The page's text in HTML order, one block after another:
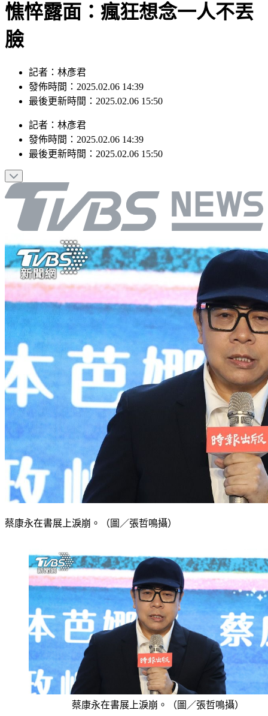
憔悴露面：瘋狂想念一人不丟
臉
記者：林彥君
發佈時間：2025.02.06 14:39
最後更新時間：2025.02.06 15:50
記者 ： 林彥君
發佈時間： 2025.02.06 14:39
最後更新時間： 2025.02.06 15:50
蔡康永在書展上淚崩。（圖／張哲鳴攝）
蔡康永在書展上淚崩。（圖／張哲鳴攝）